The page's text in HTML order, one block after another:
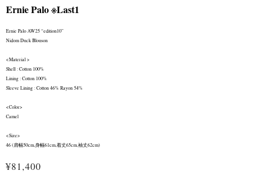
Ernie Palo ※Last1
Ernie Palo AW25 “edition10”
Nidom Duck Blouson
<Material >
Shell : Cotton 100%
Lining : Cotton 100%
Sleeve Lining : Cotton 46% Rayon 54%
<Color>
Camel
<Size>
46 (肩幅50cm,身幅61cm,着丈65cm,袖丈62cm)
¥81,400